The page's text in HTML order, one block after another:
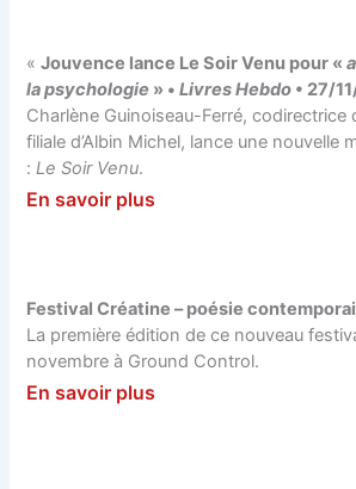
«Jouvence lance Le Soir Venu pour «
la psychologie » •Livres Hebdo • 27/
Charlène Guinoiseau-Ferré, codirectrice
filiale d’Albin Michel, lance une nouvelle
:Le Soir Venu.
En savoir plus
Festival Créatine – poésie
La première édition de ce nouveau
novembre à Ground Control.
En savoir plus